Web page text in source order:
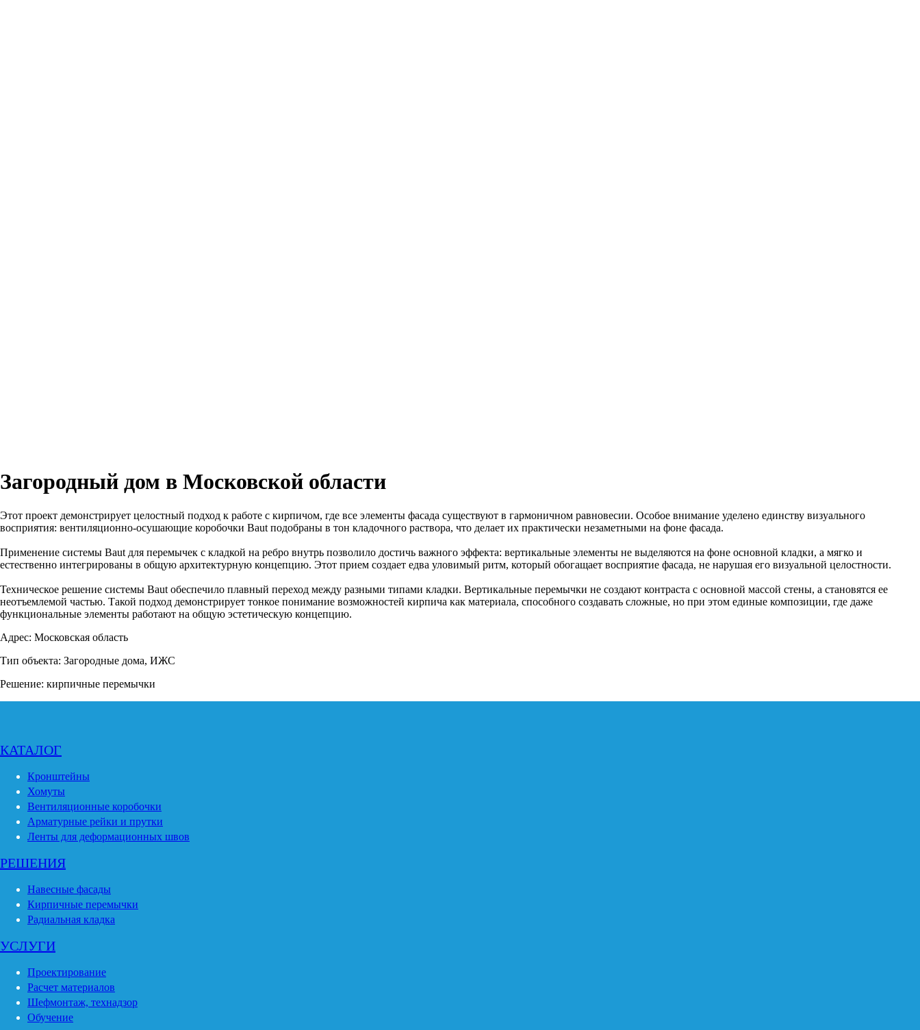
Загородный дом в Московской области
Этот проект демонстрирует целостный подход к работе с кирпичом, где все элементы фасада существуют в гармоничном равновесии. Особое внимание уделено единству визуального
восприятия: вентиляционно-осушающие коробочки Baut подобраны в тон кладочного раствора, что делает их практически незаметными на фоне фасада.
Применение системы Baut для перемычек с кладкой на ребро внутрь позволило достичь важного эффекта: вертикальные элементы не выделяются на фоне основной кладки, а мягко и
естественно интегрированы в общую архитектурную концепцию. Этот прием создает едва уловимый ритм, который обогащает восприятие фасада, не нарушая его визуальной целостности.
Техническое решение системы Baut обеспечило плавный переход между разными типами кладки. Вертикальные перемычки не создают контраста с основной массой стены, а становятся ее
неотъемлемой частью. Такой подход демонстрирует тонкое понимание возможностей кирпича как материала, способного создавать сложные, но при этом единые композиции, где даже
функциональные элементы работают на общую эстетическую концепцию.
Адрес: Московская область
Тип объекта: Загородные дома, ИЖС
Решение: кирпичные перемычки
КАТАЛОГ
Кронштейны
Хомуты
Вентиляционные коробочки
Арматурные рейки и прутки
Ленты для деформационных швов
РЕШЕНИЯ
Навесные фасады
Кирпичные перемычки
Радиальная кладка
УСЛУГИ
Проектирование
Расчет материалов
Шефмонтаж, технадзор
Обучение